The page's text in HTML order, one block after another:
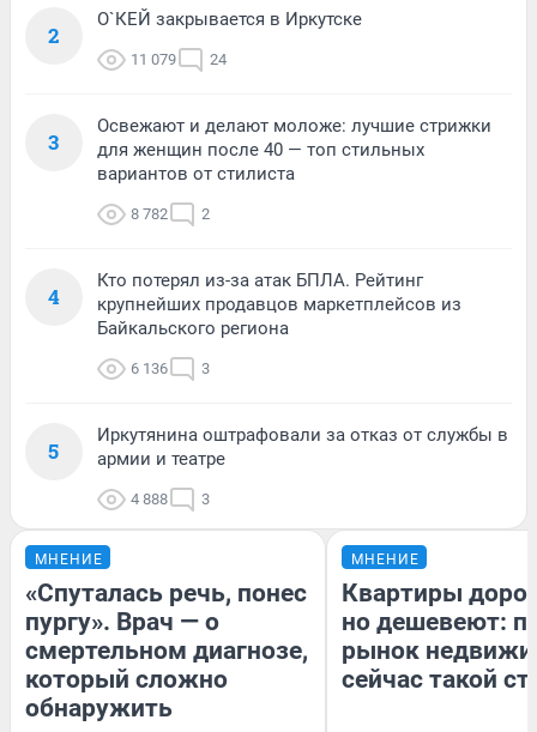
2
О`КЕЙ закрывается в Иркутске
11 079 24
3
Освежают и делают моложе: лучшие стрижки
для женщин после 40 — топ стильных
вариантов от стилиста
8 782 2
4
Кто потерял из-за атак БПЛА. Рейтинг
крупнейших продавцов маркетплейсов из
Байкальского региона
6 136 3
5
Иркутянина оштрафовали за отказ от службы в
армии и театре
4 888 3
МНЕНИЕ
«Спуталась речь, понес
пургу». Врач — о
смертельном диагнозе,
который сложно
обнаружить
МНЕНИЕ
Квартиры
но дешевеют:
рынок
сейчас такой